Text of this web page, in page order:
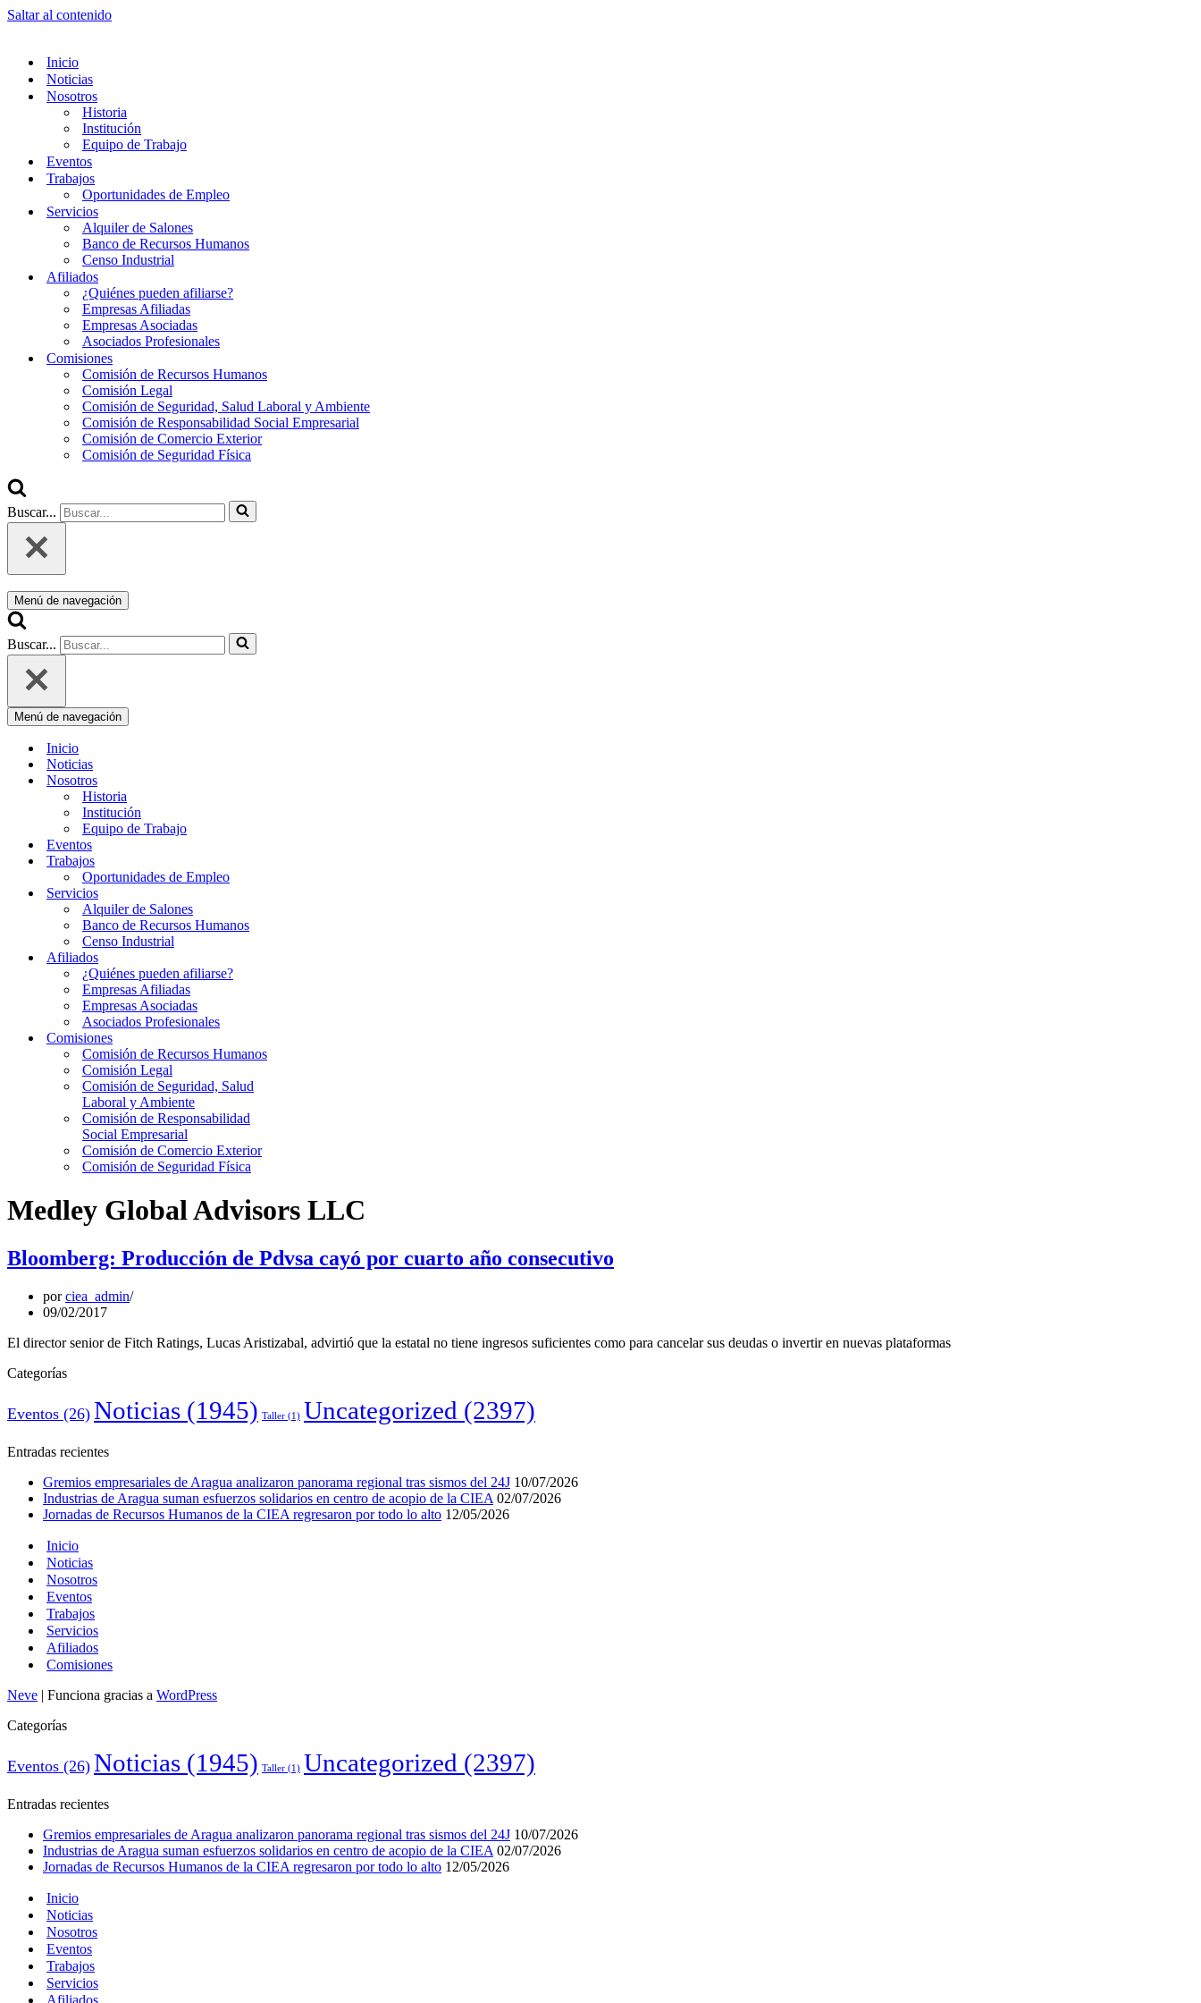
Saltar al contenido
Inicio
Noticias
Nosotros
Historia
Institución
Equipo de Trabajo
Eventos
Trabajos
Oportunidades de Empleo
Servicios
Alquiler de Salones
Banco de Recursos Humanos
Censo Industrial
Afiliados
¿Quiénes pueden afiliarse?
Empresas Afiliadas
Empresas Asociadas
Asociados Profesionales
Comisiones
Comisión de Recursos Humanos
Comisión Legal
Comisión de Seguridad, Salud Laboral y Ambiente
Comisión de Responsabilidad Social Empresarial
Comisión de Comercio Exterior
Comisión de Seguridad Física
Buscar...
Menú de navegación
Buscar...
Menú de navegación
Inicio
Noticias
Nosotros
Historia
Institución
Equipo de Trabajo
Eventos
Trabajos
Oportunidades de Empleo
Servicios
Alquiler de Salones
Banco de Recursos Humanos
Censo Industrial
Afiliados
¿Quiénes pueden afiliarse?
Empresas Afiliadas
Empresas Asociadas
Asociados Profesionales
Comisiones
Comisión de Recursos Humanos
Comisión Legal
Comisión de Seguridad, Salud
Laboral y Ambiente
Comisión de Responsabilidad
Social Empresarial
Comisión de Comercio Exterior
Comisión de Seguridad Física
Medley Global Advisors LLC
Bloomberg: Producción de Pdvsa cayó por cuarto año consecutivo
porciea_admin
09/02/2017
El director senior de Fitch Ratings, Lucas Aristizabal, advirtió que la estatal no tiene ingresos suficientes como para cancelar sus deudas o invertir en nuevas plataformas
Categorías
Eventos (26) Noticias (1945) Taller (1) Uncategorized (2397)
Entradas recientes
Gremios empresariales de Aragua analizaron panorama regional tras sismos del 24J 10/07/2026
Industrias de Aragua suman esfuerzos solidarios en centro de acopio de la CIEA 02/07/2026
Jornadas de Recursos Humanos de la CIEA regresaron por todo lo alto 12/05/2026
Inicio
Noticias
Nosotros
Eventos
Trabajos
Servicios
Afiliados
Comisiones
Neve | Funciona gracias a WordPress
Categorías
Eventos (26) Noticias (1945) Taller (1) Uncategorized (2397)
Entradas recientes
Gremios empresariales de Aragua analizaron panorama regional tras sismos del 24J 10/07/2026
Industrias de Aragua suman esfuerzos solidarios en centro de acopio de la CIEA 02/07/2026
Jornadas de Recursos Humanos de la CIEA regresaron por todo lo alto 12/05/2026
Inicio
Noticias
Nosotros
Eventos
Trabajos
Servicios
Afiliados